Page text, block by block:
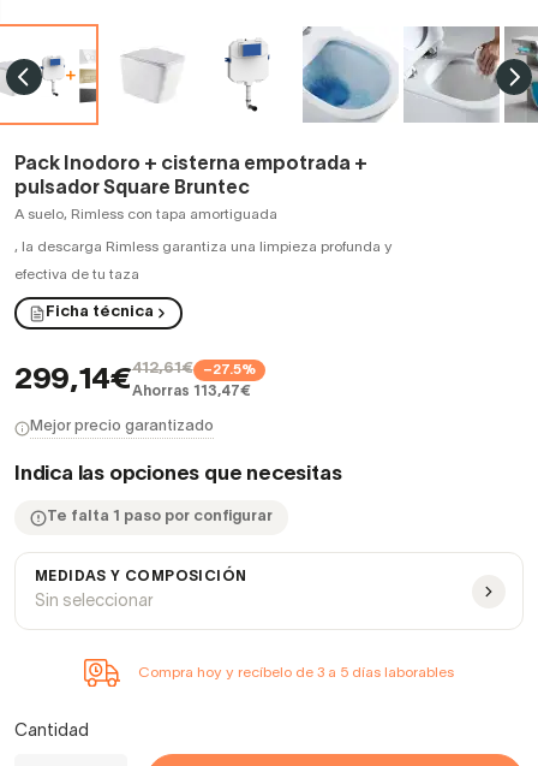
Pack Inodoro + cisterna empotrada +
pulsador Square Bruntec
A suelo, Rimless con tapa amortiguada
, la descarga Rimless garantiza una limpieza profunda y
efectiva de tu taza
Ficha técnica
299,14€412,61€ −27.5%
Ahorras 113,47€
Mejor precio garantizado
Indica las opciones que necesitas
Te falta 1 paso por configurar
MEDIDAS Y COMPOSICIÓN
Sin seleccionar
Compra hoy y recíbelo de 3 a 5 días laborables
Cantidad